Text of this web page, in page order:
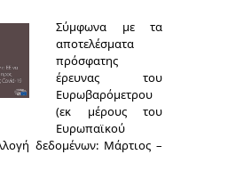
Σύμφωνα με τα
αποτελέσματα
πρόσφατης
έρευνας του
Ευρωβαρόμετρου
(εκ μέρους του
Ευρωπαϊκού
δεδομένων: Μάρτιος –